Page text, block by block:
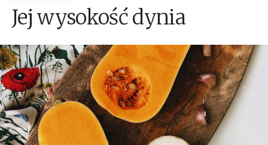
Jej wysokość dynia